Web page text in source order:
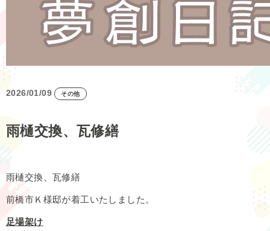
2026/01/09 その他
雨樋交換、瓦修繕
雨樋交換、瓦修繕
前橋市Ｋ様邸が着工いたしました。
足場架け